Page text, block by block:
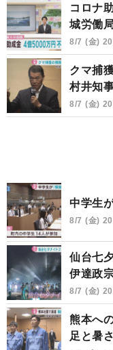
コロナ
城労働
8/7 (金)
クマ捕
村井知
8/7 (金)
中学生
8/7 (金)
仙台七
伊達政
8/7 (金)
熊本へ
足と暑